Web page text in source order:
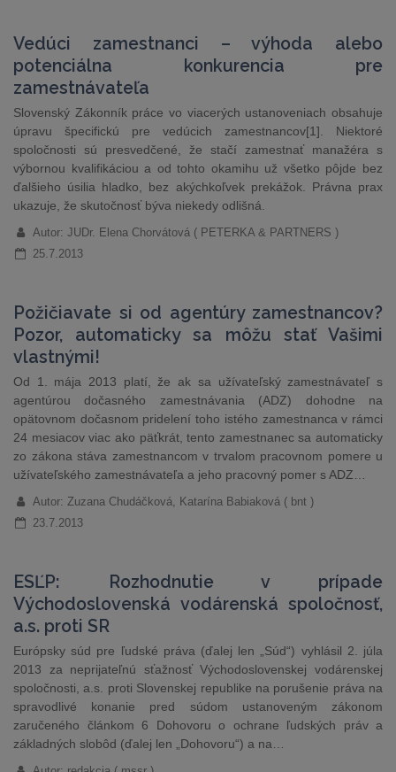
Vedúci zamestnanci – výhoda alebo
potenciálna konkurencia pre
zamestnávateľa
Slovenský Zákonník práce vo viacerých ustanoveniach obsahuje
úpravu špecifickú pre vedúcich zamestnancov[1]. Niektoré
spoločnosti sú presvedčené, že stačí zamestnať manažéra s
výbornou kvalifikáciou a od tohto okamihu už všetko pôjde bez
ďalšieho úsilia hladko, bez akýchkoľvek prekážok. Právna prax
ukazuje, že skutočnosť býva niekedy odlišná.
Autor: JUDr. Elena Chorvátová ( PETERKA & PARTNERS )
25.7.2013
Požičiavate si od agentúry zamestnancov?
Pozor, automaticky sa môžu stať Vašimi
vlastnými!
Od 1. mája 2013 platí, že ak sa užívateľský zamestnávateľ s
agentúrou dočasného zamestnávania (ADZ) dohodne na
opätovnom dočasnom pridelení toho istého zamestnanca v rámci
24 mesiacov viac ako päťkrát, tento zamestnanec sa automaticky
zo zákona stáva zamestnancom v trvalom pracovnom pomere u
užívateľského zamestnávateľa a jeho pracovný pomer s ADZ…
Autor: Zuzana Chudáčková, Katarína Babiaková ( bnt )
23.7.2013
ESĽP: Rozhodnutie v prípade
Východoslovenská vodárenská spoločnosť,
a.s. proti SR
Európsky súd pre ľudské práva (ďalej len „Súd“) vyhlásil 2. júla
2013 za neprijateľnú sťažnosť Východoslovenskej vodárenskej
spoločnosti, a.s. proti Slovenskej republike na porušenie práva na
spravodlivé konanie pred súdom ustanoveným zákonom
zaručeného článkom 6 Dohovoru o ochrane ľudských práv a
základných slobôd (ďalej len „Dohovoru“) a na…